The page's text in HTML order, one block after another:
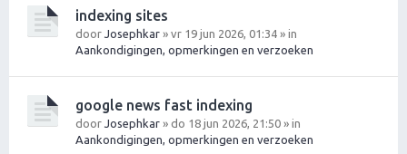
indexing sites
door Josephkar » vr 19 jun 2026, 01:34 » in
Aankondigingen, opmerkingen en verzoeken
google news fast indexing
door Josephkar » do 18 jun 2026, 21:50 » in
Aankondigingen, opmerkingen en verzoeken